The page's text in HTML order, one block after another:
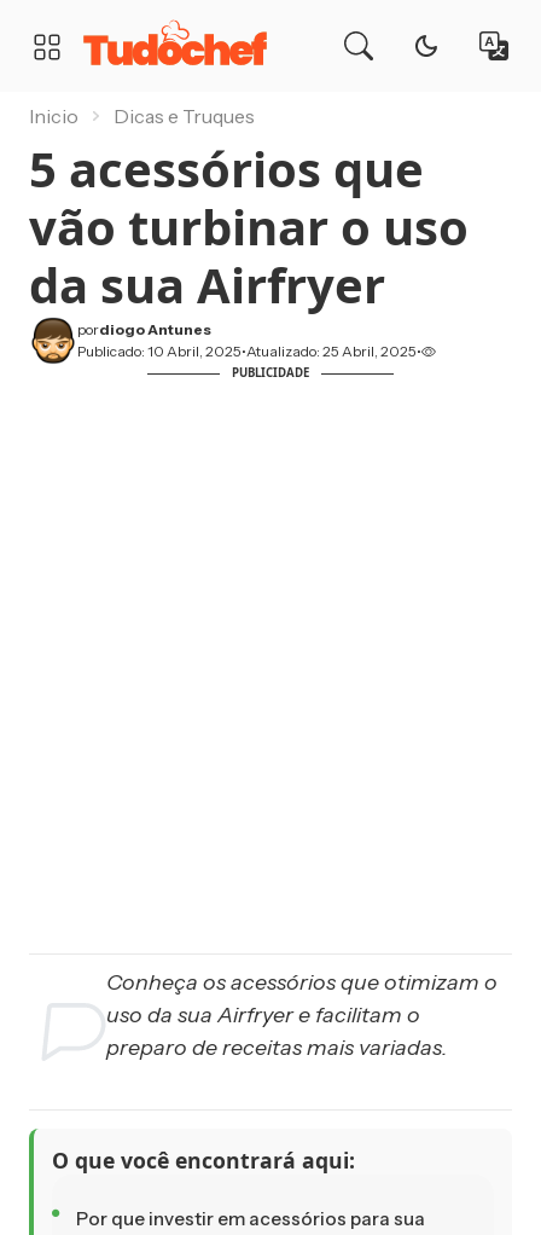
TudoChef
Inicio Dicas e Truques
5 acessórios que
vão turbinar o uso
da sua Airfryer
pordiogo Antunes
Publicado: 10 Abril, 2025•Atualizado: 25 Abril, 2025•
PUBLICIDADE
Conheça os acessórios que otimizam o
uso da sua Airfryer e facilitam o
preparo de receitas mais variadas.
O que você encontrará aqui:
Por que investir em acessórios para sua